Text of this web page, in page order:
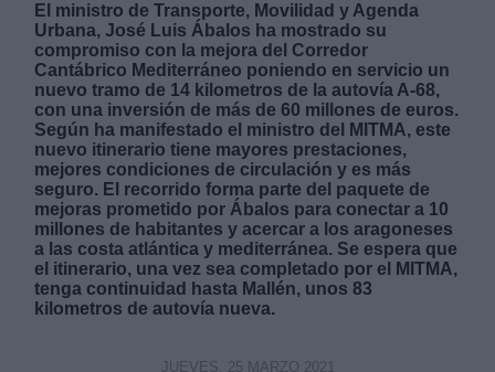
El ministro de Transporte, Movilidad y Agenda
Urbana, José Luis Ábalos ha mostrado su
compromiso con la mejora del Corredor
Cantábrico Mediterráneo poniendo en servicio un
nuevo tramo de 14 kilometros de la autovía A-68,
con una inversión de más de 60 millones de euros.
Según ha manifestado el ministro del MITMA, este
nuevo itinerario tiene mayores prestaciones,
mejores condiciones de circulación y es más
seguro. El recorrido forma parte del paquete de
mejoras prometido por Ábalos para conectar a 10
millones de habitantes y acercar a los aragoneses
a las costa atlántica y mediterránea. Se espera que
el itinerario, una vez sea completado por el MITMA,
tenga continuidad hasta Mallén, unos 83
kilometros de autovía nueva.
JUEVES, 25 MARZO 2021